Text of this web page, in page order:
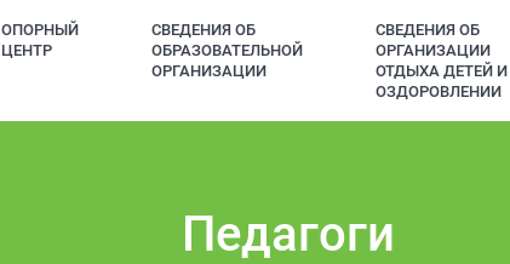
ОПОРНЫЙ
ЦЕНТР
СВЕДЕНИЯ ОБ
ОБРАЗОВАТЕЛЬНОЙ
ОРГАНИЗАЦИИ
СВЕДЕНИЯ ОБ
ОРГАНИЗАЦИИ
ОТДЫХА ДЕТЕЙ И
ОЗДОРОВЛЕНИИ
Педагоги